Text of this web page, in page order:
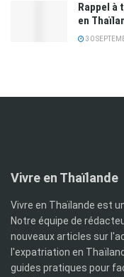
Rappel à
en
30
Vivre en Thaïlande
Vivre en Thaïlande est
Notre équipe de
nouveaux articles sur
l'expatriation en
guides pratiques pour